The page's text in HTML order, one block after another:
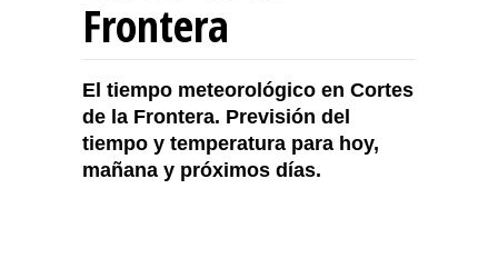
Frontera
El tiempo meteorológico en Cortes
de la Frontera. Previsión del
tiempo y temperatura para hoy,
mañana y próximos días.